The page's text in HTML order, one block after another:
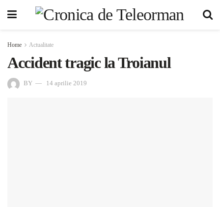
Home Actualitate
Accident tragic la Troianul
BY 14 aprilie 2019